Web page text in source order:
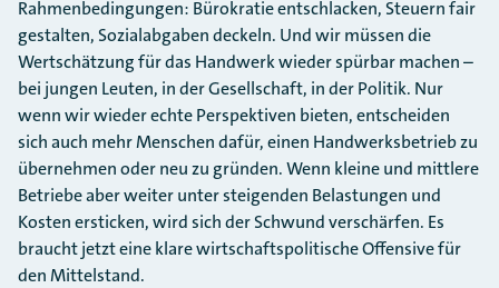
Rahmenbedingungen: Bürokratie entschlacken, Steuern fair
gestalten, Sozialabgaben deckeln. Und wir müssen die
Wertschätzung für das Handwerk wieder spürbar machen –
bei jungen Leuten, in der Gesellschaft, in der Politik. Nur
wenn wir wieder echte Perspektiven bieten, entscheiden
sich auch mehr Menschen dafür, einen Handwerksbetrieb zu
übernehmen oder neu zu gründen. Wenn kleine und mittlere
Betriebe aber weiter unter steigenden Belastungen und
Kosten ersticken, wird sich der Schwund verschärfen. Es
braucht jetzt eine klare wirtschaftspolitische Offensive für
den Mittelstand.